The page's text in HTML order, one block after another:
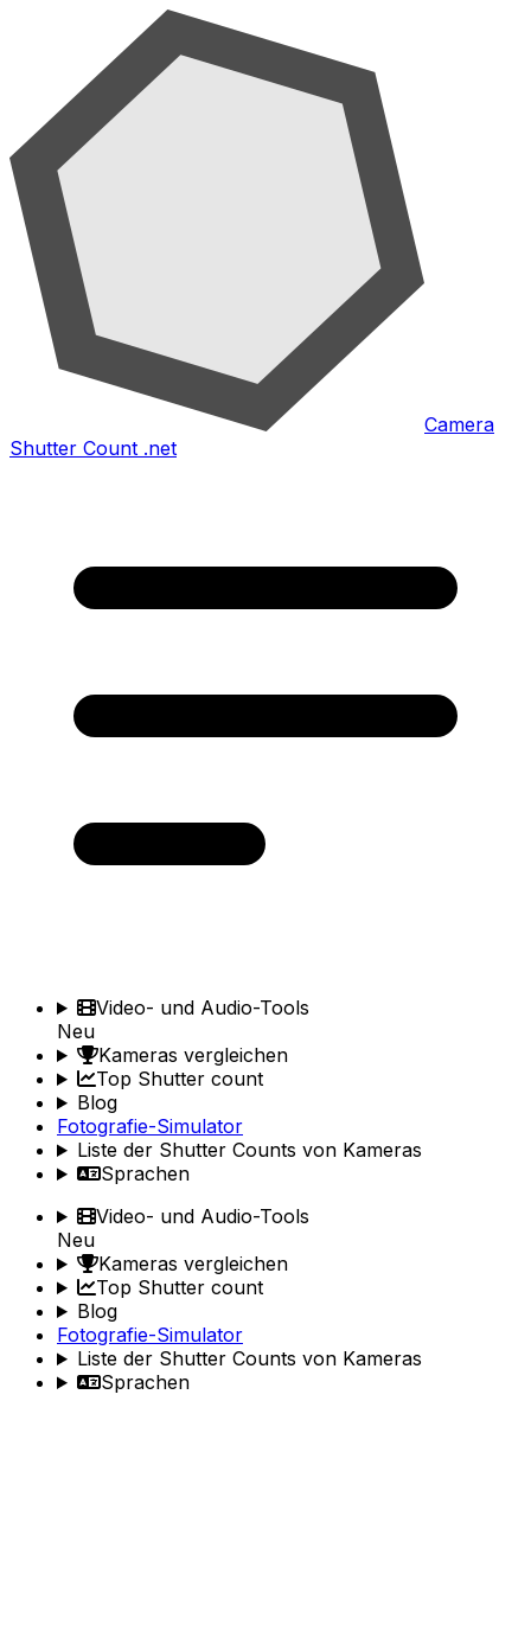
Camera
Shutter Count .net
Video- und Audio-Tools
Neu
Kameras vergleichen
Top Shutter count
Blog
Fotografie-Simulator
Liste der Shutter Counts von Kameras
Sprachen
Video- und Audio-Tools
Neu
Kameras vergleichen
Top Shutter count
Blog
Fotografie-Simulator
Liste der Shutter Counts von Kameras
Sprachen